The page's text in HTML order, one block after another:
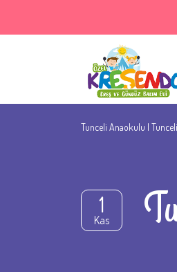
Tunceli Anaokulu |
1
Kas